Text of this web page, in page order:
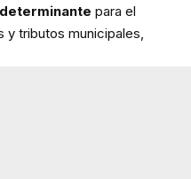
determinante para el
y tributos municipales,